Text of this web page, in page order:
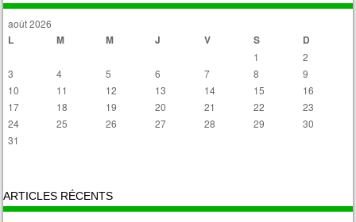
août 2026
L M M J V S D
1
2
3
4 5 6 7 8
9
10
11 12 13 14 15
16
17
18 19 20 21 22
23
24
25 26 27 28 29
30
31
ARTICLES RÉCENTS